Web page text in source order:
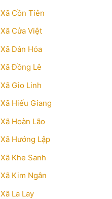
Xã Cồn Tiên
Xã Cửa Việt
Xã Dân Hóa
Xã Đồng Lê
Xã Gio Linh
Xã Hiếu Giang
Xã Hoàn Lão
Xã Hướng Lập
Xã Khe Sanh
Xã Kim Ngân
Xã La Lay